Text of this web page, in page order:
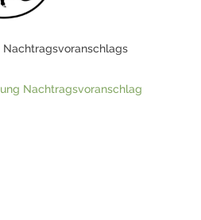
Nachtragsvoranschlags
Nachtragsvoranschlag